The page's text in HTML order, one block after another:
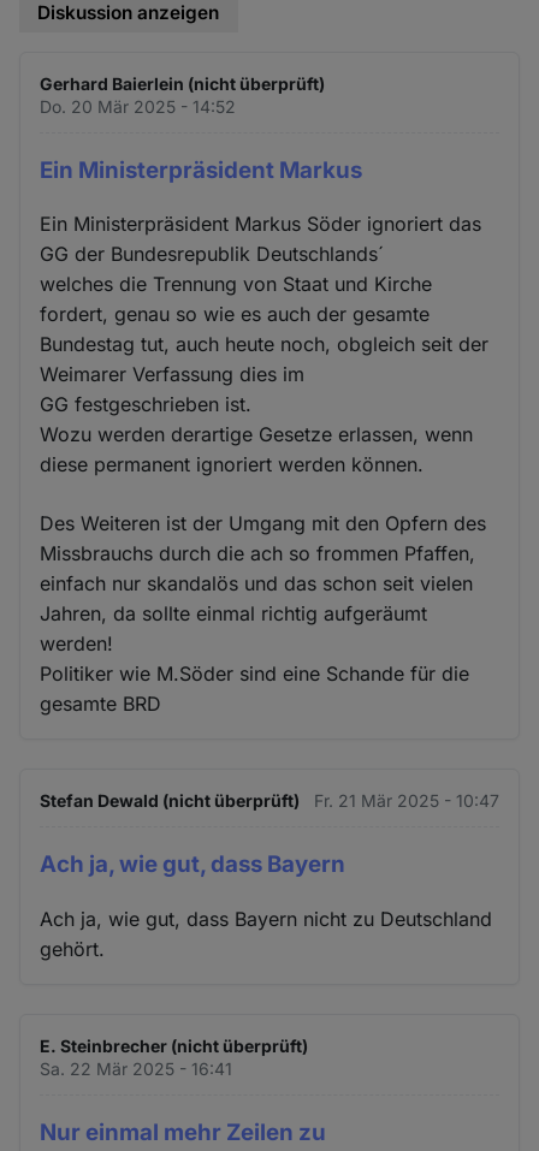
Diskussion anzeigen
Gerhard Baierlein (nicht überprüft)
Do. 20 Mär 2025 - 14:52
Ein Ministerpräsident Markus
Ein Ministerpräsident Markus Söder ignoriert das
GG der Bundesrepublik Deutschlands´
welches die Trennung von Staat und Kirche
fordert, genau so wie es auch der gesamte
Bundestag tut, auch heute noch, obgleich seit der
Weimarer Verfassung dies im
GG festgeschrieben ist.
Wozu werden derartige Gesetze erlassen, wenn
diese permanent ignoriert werden können.
Des Weiteren ist der Umgang mit den Opfern des
Missbrauchs durch die ach so frommen Pfaffen,
einfach nur skandalös und das schon seit vielen
Jahren, da sollte einmal richtig aufgeräumt
werden!
Politiker wie M.Söder sind eine Schande für die
gesamte BRD
Stefan Dewald (nicht überprüft) Fr. 21 Mär 2025 - 10:47
Ach ja, wie gut, dass Bayern
Ach ja, wie gut, dass Bayern nicht zu Deutschland
gehört.
E. Steinbrecher (nicht überprüft)
Sa. 22 Mär 2025 - 16:41
Nur einmal mehr Zeilen zu